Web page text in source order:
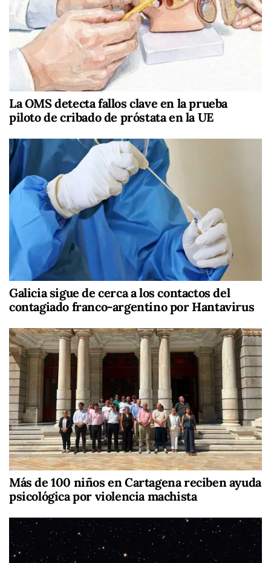
La OMS detecta fallos clave en la prueba
piloto de cribado de próstata en la UE
Galicia sigue de cerca a los contactos del
contagiado franco-argentino por Hantavirus
Más de 100 niños en Cartagena reciben ayuda
psicológica por violencia machista